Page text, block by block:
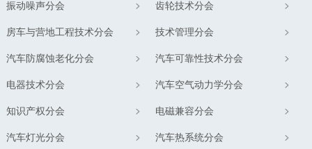
振动噪声分会 齿轮技术分会
房车与营地工程技术分会 技术管理分会
汽车防腐蚀老化分会 汽车可靠性技术分会
电器技术分会 汽车空气动力学分会
知识产权分会 电磁兼容分会
汽车灯光分会 汽车热系统分会